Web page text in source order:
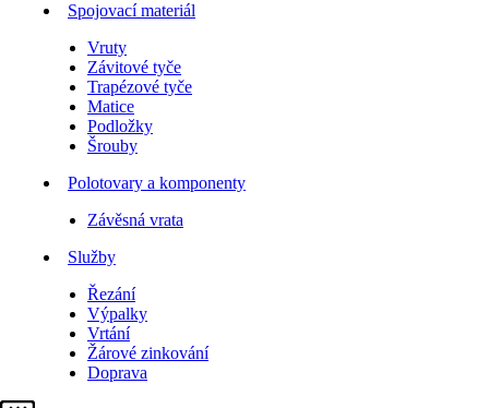
Spojovací materiál
Vruty
Závitové tyče
Trapézové tyče
Matice
Podložky
Šrouby
Polotovary a komponenty
Závěsná vrata
Služby
Řezání
Výpalky
Vrtání
Žárové zinkování
Doprava